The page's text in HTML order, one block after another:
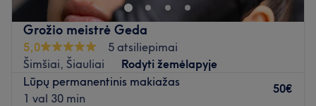
Grožio meistrė Geda
5,0
5 atsiliepimai
Šimšiai, Šiauliai
Rodyti žemėlapyje
Lūpų permanentinis makiažas
1 val 30 min
50€